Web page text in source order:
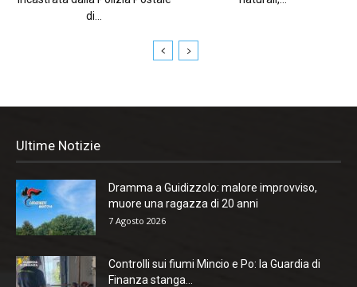
di...
Ultime Notizie
Dramma a Guidizzolo: malore improvviso,
muore una ragazza di 20 anni
7 Agosto 2026
Controlli sui fiumi Mincio e Po: la Guardia di
Finanza stanga...